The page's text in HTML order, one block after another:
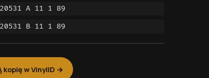
A 11 1 89
B 11 1 89
kopię w VinylID →